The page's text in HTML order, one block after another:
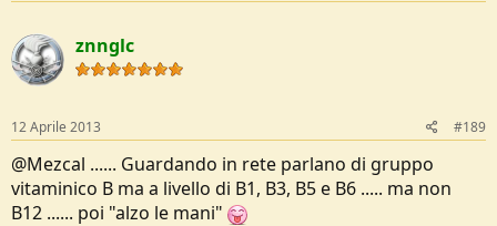
znnglc
12 Aprile 2013 #189
@Mezcal ...... Guardando in rete parlano di gruppo
vitaminico B ma a livello di B1, B3, B5 e B6 ..... ma non
B12 ...... poi "alzo le mani"